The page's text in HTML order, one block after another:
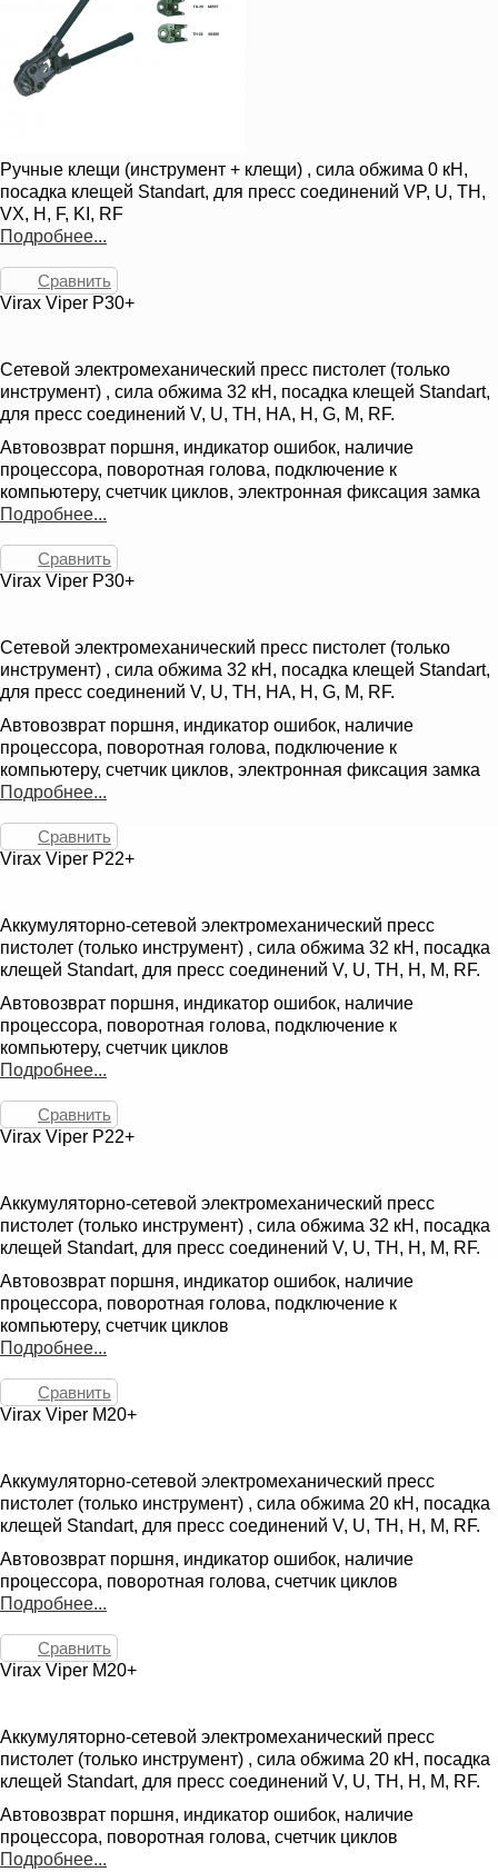
Ручные клещи (инструмент + клещи) , сила обжима 0 кН,
посадка клещей Standart, для пресс соединений VP, U, TH,
VX, H, F, KI, RF
Подробнее...
Сравнить
Virax Viper P30+
Сетевой электромеханический пресс пистолет (только
инструмент) , сила обжима 32 кН, посадка клещей Standart,
для пресс соединений V, U, TH, HA, H, G, M, RF.
Автовозврат поршня, индикатор ошибок, наличие
процессора, поворотная голова, подключение к
компьютеру, счетчик циклов, электронная фиксация замка
Подробнее...
Сравнить
Virax Viper P30+
Сетевой электромеханический пресс пистолет (только
инструмент) , сила обжима 32 кН, посадка клещей Standart,
для пресс соединений V, U, TH, HA, H, G, M, RF.
Автовозврат поршня, индикатор ошибок, наличие
процессора, поворотная голова, подключение к
компьютеру, счетчик циклов, электронная фиксация замка
Подробнее...
Сравнить
Virax Viper P22+
Аккумуляторно-сетевой электромеханический пресс
пистолет (только инструмент) , сила обжима 32 кН, посадка
клещей Standart, для пресс соединений V, U, TH, H, M, RF.
Автовозврат поршня, индикатор ошибок, наличие
процессора, поворотная голова, подключение к
компьютеру, счетчик циклов
Подробнее...
Сравнить
Virax Viper P22+
Аккумуляторно-сетевой электромеханический пресс
пистолет (только инструмент) , сила обжима 32 кН, посадка
клещей Standart, для пресс соединений V, U, TH, H, M, RF.
Автовозврат поршня, индикатор ошибок, наличие
процессора, поворотная голова, подключение к
компьютеру, счетчик циклов
Подробнее...
Сравнить
Virax Viper M20+
Аккумуляторно-сетевой электромеханический пресс
пистолет (только инструмент) , сила обжима 20 кН, посадка
клещей Standart, для пресс соединений V, U, TH, H, M, RF.
Автовозврат поршня, индикатор ошибок, наличие
процессора, поворотная голова, счетчик циклов
Подробнее...
Сравнить
Virax Viper M20+
Аккумуляторно-сетевой электромеханический пресс
пистолет (только инструмент) , сила обжима 20 кН, посадка
клещей Standart, для пресс соединений V, U, TH, H, M, RF.
Автовозврат поршня, индикатор ошибок, наличие
процессора, поворотная голова, счетчик циклов
Подробнее...